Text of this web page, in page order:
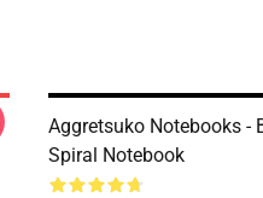
Aggretsuko Notebooks -
Spiral Notebook